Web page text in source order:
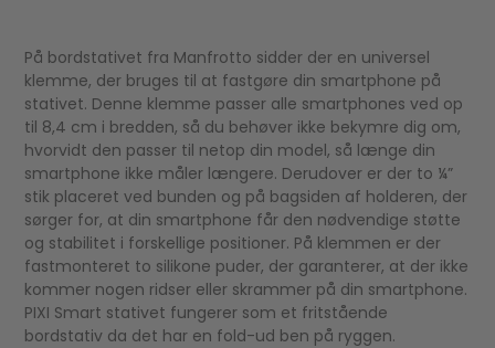
På bordstativet fra Manfrotto sidder der en universel
klemme, der bruges til at fastgøre din smartphone på
stativet. Denne klemme passer alle smartphones ved op
til 8,4 cm i bredden, så du behøver ikke bekymre dig om,
hvorvidt den passer til netop din model, så længe din
smartphone ikke måler længere. Derudover er der to ¼”
stik placeret ved bunden og på bagsiden af holderen, der
sørger for, at din smartphone får den nødvendige støtte
og stabilitet i forskellige positioner. På klemmen er der
fastmonteret to silikone puder, der garanterer, at der ikke
kommer nogen ridser eller skrammer på din smartphone.
PIXI Smart stativet fungerer som et fritstående
bordstativ da det har en fold-ud ben på ryggen.